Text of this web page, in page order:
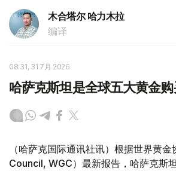
木合塔尔 哈力木拉
编译
08:31, 31 7月 2026
哈萨克斯坦是全球五大黄金
（哈萨克国际通讯社讯）根据世界黄
Council, WGC）最新报告，哈萨克斯